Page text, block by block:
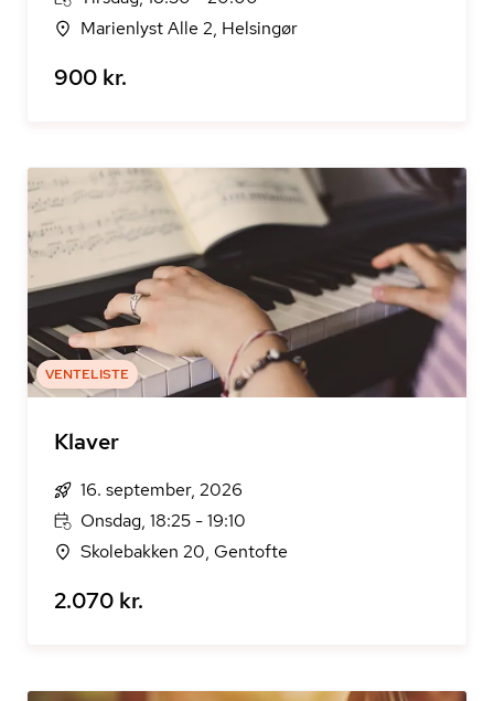
Marienlyst Alle 2, Helsingør
900 kr.
VENTELISTE
Klaver
16. september, 2026
Onsdag, 18:25 - 19:10
Skolebakken 20, Gentofte
2.070 kr.